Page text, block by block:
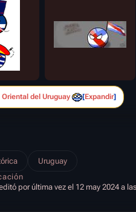
Expandir
del Uruguay
Uruguay
por última vez el 12 may 2024 a